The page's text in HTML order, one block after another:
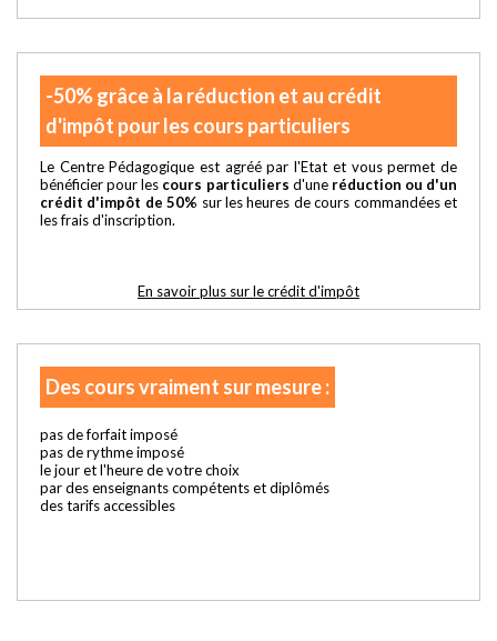
-50% grâce à la réduction et au crédit
d'impôt pour les cours particuliers
Le Centre Pédagogique est agréé par l'Etat et vous permet de
bénéficier pour les cours particuliers d'une réduction ou d'un
crédit d'impôt de 50% sur les heures de cours commandées et
les frais d'inscription.
En savoir plus sur le crédit d'impôt
Des cours vraiment sur mesure :
pas de forfait imposé
pas de rythme imposé
le jour et l'heure de votre choix
par des enseignants compétents et diplômés
des tarifs accessibles